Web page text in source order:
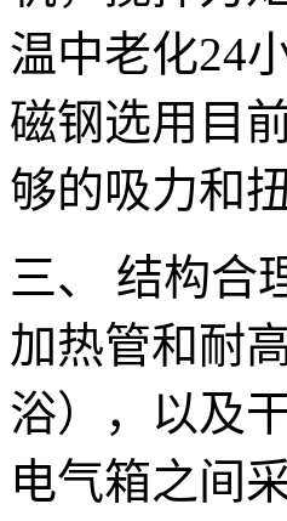
温中老化24
磁钢选用目
够的吸力和扭
三、 结构合
加热管和耐
浴），以及
电气箱之间